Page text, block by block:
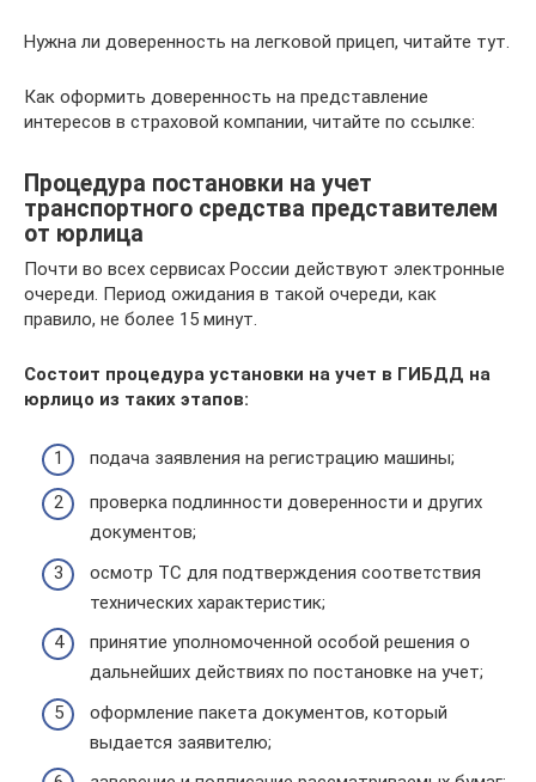
Нужна ли доверенность на легковой прицеп, читайте тут.
Как оформить доверенность на представление
интересов в страховой компании, читайте по ссылке:
Процедура постановки на учет
транспортного средства представителем
от юрлица
Почти во всех сервисах России действуют электронные
очереди. Период ожидания в такой очереди, как
правило, не более 15 минут.
Состоит процедура установки на учет в ГИБДД на
юрлицо из таких этапов:
подача заявления на регистрацию машины;
проверка подлинности доверенности и других
документов;
осмотр ТС для подтверждения соответствия
технических характеристик;
принятие уполномоченной особой решения о
дальнейших действиях по постановке на учет;
оформление пакета документов, который
выдается заявителю;